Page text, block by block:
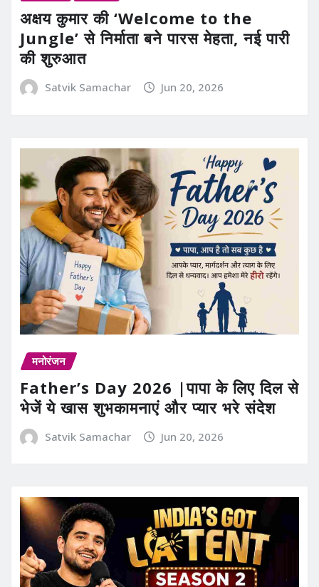
अक्षय कुमार की ‘Welcome to the
Jungle’ से निर्माता बने पारस मेहता, नई पारी
की शुरुआत
Satvik Samachar Jun 20, 2026
मनोरंजन
Father’s Day 2026 |पापा के लिए दिल से
भेजें ये खास शुभकामनाएं और प्यार भरे संदेश
Satvik Samachar Jun 20, 2026